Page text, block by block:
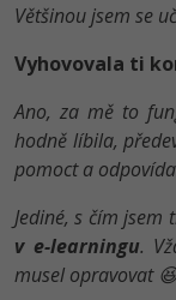
Většinou jsem se
Vyhovovala ti
Ano, za mě to
hodně líbila,
pomoct a
Jediné, s čím jsem
v e-learningu.
musel opravovat